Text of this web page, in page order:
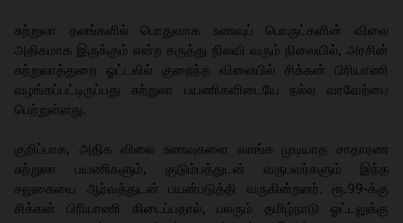
சுற்றுலா தலங்களில் பொதுவாக உணவுப் பொருட்களின் விலை
அதிகமாக இருக்கும் என்ற கருத்து நிலவி வரும் நிலையில், அரசின்
சுற்றுலாத்துறை ஓட்டலில் குறைந்த விலையில் சிக்கன் பிரியாணி
வழங்கப்பட்டிருப்பது சுற்றுலா பயணிகளிடையே நல்ல வரவேற்பை
பெற்றுள்ளது.
குறிப்பாக, அதிக விலை உணவுகளை வாங்க முடியாத சாதாரண
சுற்றுலா பயணிகளும், குடும்பத்துடன் வருபவர்களும் இந்த
சலுகையை ஆர்வத்துடன் பயன்படுத்தி வருகின்றனர். ரூ.99-க்கு
சிக்கன் பிரியாணி கிடைப்பதால், பலரும் தமிழ்நாடு ஓட்டலுக்கு